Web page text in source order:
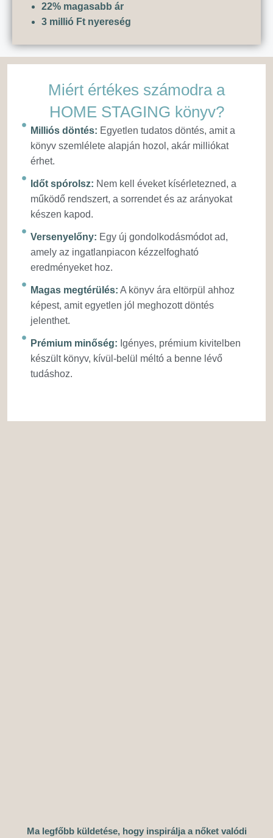
22% magasabb ár
3 millió Ft nyereség
Miért értékes számodra a
HOME STAGING könyv?
Milliós döntés: Egyetlen tudatos döntés, amit a
könyv szemlélete alapján hozol, akár milliókat
érhet.
Időt spórolsz: Nem kell éveket kísérletezned, a
működő rendszert, a sorrendet és az arányokat
készen kapod.
Versenyelőny: Egy új gondolkodásmódot ad,
amely az ingatlanpiacon kézzelfogható
eredményeket hoz.
Magas megtérülés: A könyv ára eltörpül ahhoz
képest, amit egyetlen jól meghozott döntés
jelenthet.
Prémium minőség: Igényes, prémium kivitelben
készült könyv, kívül-belül méltó a benne lévő
tudáshoz.
Ma legfőbb küldetése, hogy inspirálja a nőket valódi